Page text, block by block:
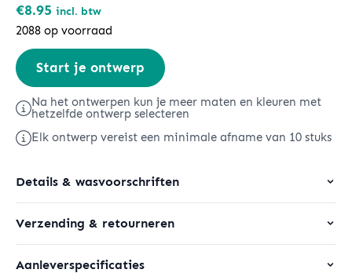
€8.95 incl. btw
2088 op voorraad
Breezer
aantal
Start je ontwerp
Na het ontwerpen kun je meer maten en kleuren met
hetzelfde ontwerp selecteren
Elk ontwerp vereist een minimale afname van 10 stuks
Details & wasvoorschriften
Verzending & retourneren
Aanleverspecificaties